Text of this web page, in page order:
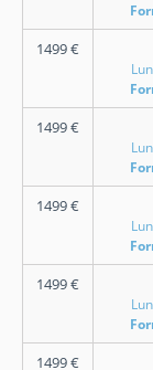
1499€
1499€
1499€
1499€
1499€